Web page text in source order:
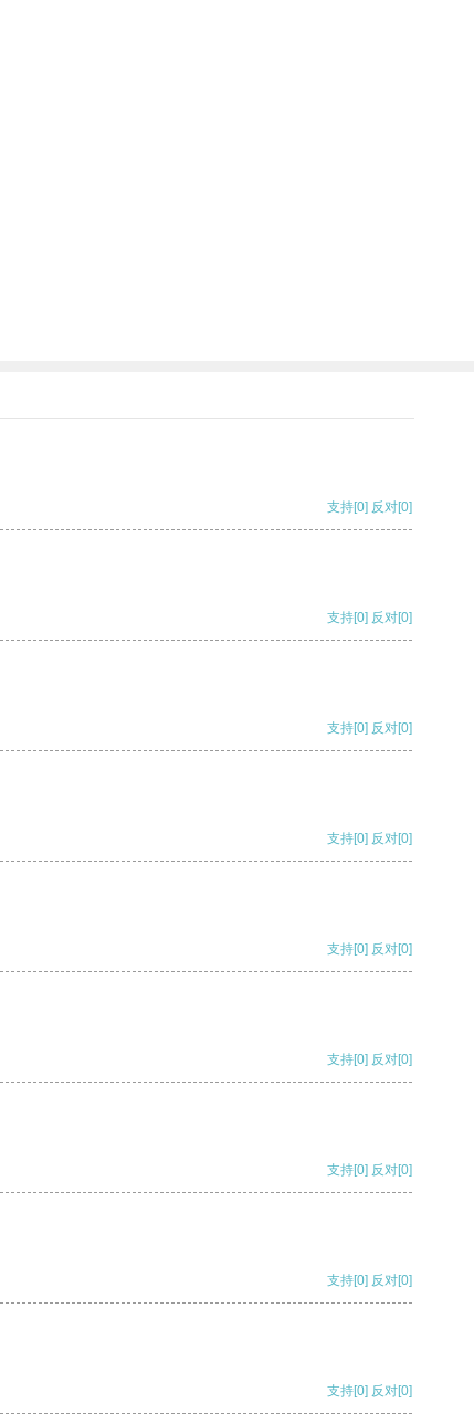
支持[0] 反对[0]
支持[0] 反对[0]
支持[0] 反对[0]
支持[0] 反对[0]
支持[0] 反对[0]
支持[0] 反对[0]
支持[0] 反对[0]
支持[0] 反对[0]
支持[0] 反对[0]